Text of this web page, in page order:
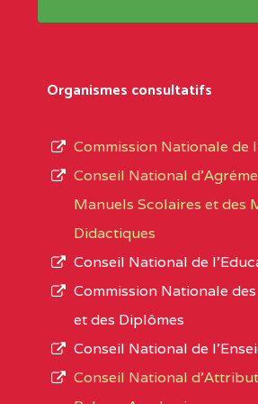
Noms
Localité
Région Noms
ADAMAOUA
L’offre d’éducation de
d’immatriculation du
suit :
1950
895 CES dont 86
1055 Lycées dont
72 établissements
Organismes consultatifs
Commission Nationale de
Conseil National
Manuels Scolaires et des
Didactiques
Conseil National de
Commission Nationale
et des Diplômes
Conseil National de
Conseil National